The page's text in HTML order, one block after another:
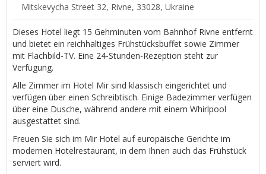
Mitskevycha Street 32, Rivne, 33028, Ukraine
Dieses Hotel liegt 15 Gehminuten vom Bahnhof Rivne entfernt
und bietet ein reichhaltiges Frühstücksbuffet sowie Zimmer
mit Flachbild-TV. Eine 24-Stunden-Rezeption steht zur
Verfügung.
Alle Zimmer im Hotel Mir sind klassisch eingerichtet und
verfügen über einen Schreibtisch. Einige Badezimmer verfügen
über eine Dusche, während andere mit einem Whirlpool
ausgestattet sind.
Freuen Sie sich im Mir Hotel auf europäische Gerichte im
modernen Hotelrestaurant, in dem Ihnen auch das Frühstück
serviert wird.